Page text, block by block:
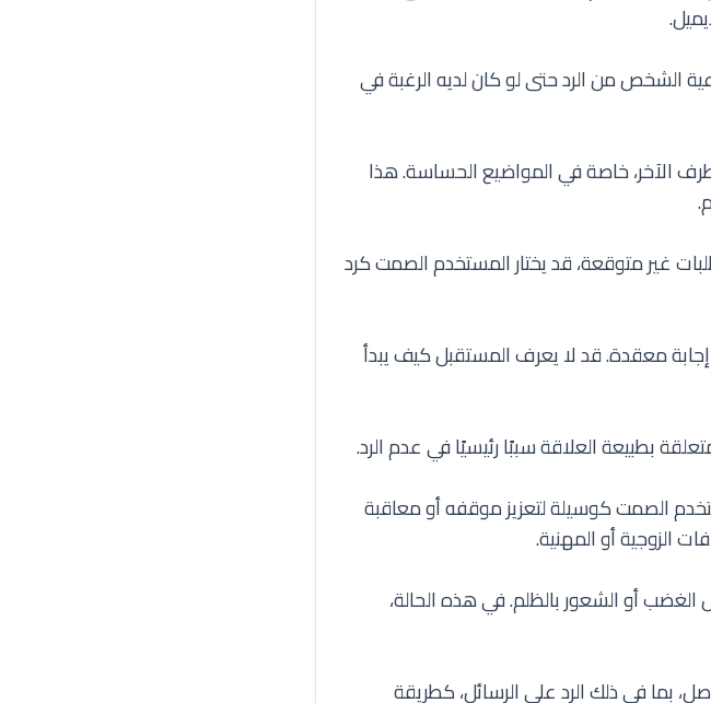
الشخص من الرد حتى لو كان لديه الرغبة في
الآخر، خاصة في المواضيع الحساسة. هذا
غير متوقعة، قد يختار المستخدم الصمت كرد
معقدة. قد لا يعرف المستقبل كيف يبدأ
بطبيعة العلاقة سببًا رئيسيًا في عدم الرد.
الصمت كوسيلة لتعزيز موقفه أو معاقبة
الزوجية أو المهنية.
أو الشعور بالظلم. في هذه الحالة،
بما في ذلك الرد على الرسائل، كطريقة